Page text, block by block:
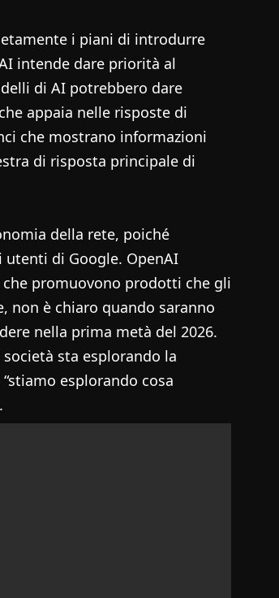
i piani di introdurre
intende dare priorità al
di AI potrebbero dare
appaia nelle risposte di
che mostrano informazioni
di risposta principale di
della rete, poiché
utenti di Google. OpenAI
che promuovono prodotti che gli
non è chiaro quando saranno
nella prima metà del 2026.
sta esplorando la
esplorando cosa